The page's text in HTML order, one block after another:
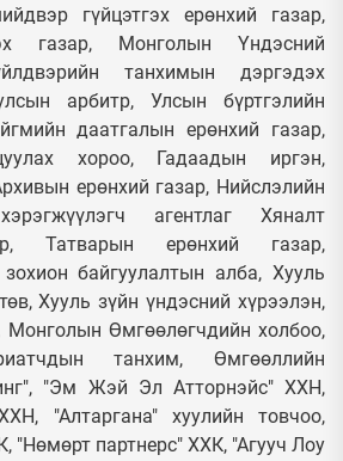
гүйцэтгэх ерөнхий газар,
газар, Монголын Үндэсний
танхимын дэргэдэх
арбитр, Улсын бүртгэлийн
даатгалын ерөнхий газар,
хороо, Гадаадын иргэн,
ерөнхий газар, Нийслэлийн
агентлаг Хяналт
Татварын ерөнхий газар,
байгуулалтын алба, Хууль
Хууль зүйн үндэсний хүрээлэн,
Монголын Өмгөөлөгчдийн холбоо,
танхим, Өмгөөллийн
"Эм Жэй Эл Атторнэйс" ХХН,
"Алтаргана" хуулийн товчоо,
"Нөмөрт партнерс" ХХК, "Агууч Лоу